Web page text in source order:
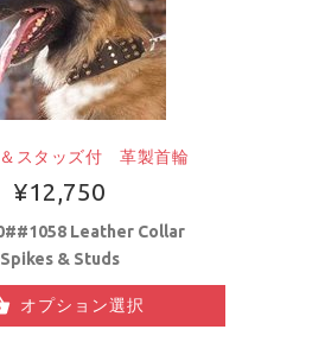
スタッズ付 革製首輪
¥12,750
Leather Collar
Spikes & Studs
オプション選択